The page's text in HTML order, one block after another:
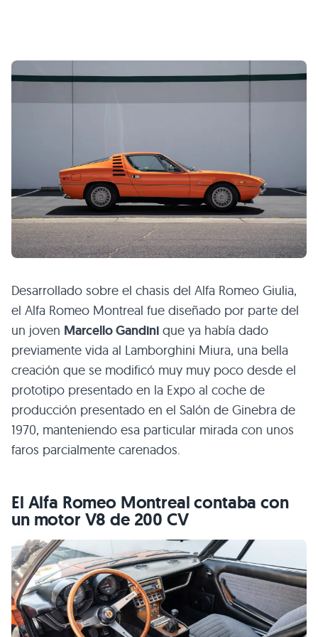
Desarrollado sobre el chasis del Alfa Romeo Giulia,
el Alfa Romeo Montreal fue diseñado por parte del
un joven Marcello Gandini que ya había dado
previamente vida al Lamborghini Miura, una bella
creación que se modificó muy muy poco desde el
prototipo presentado en la Expo al coche de
producción presentado en el Salón de Ginebra de
1970, manteniendo esa particular mirada con unos
faros parcialmente carenados.
El Alfa Romeo Montreal contaba con
un motor V8 de 200 CV